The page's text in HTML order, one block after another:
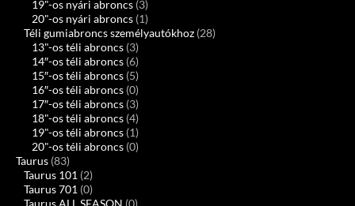
19"-os nyári abroncs (3)
20"-os nyári abroncs (1)
Téli gumiabroncs személyautókhoz (28)
13"-os téli abroncs (3)
14″-os téli abroncs (6)
15″-os téli abroncs (5)
16″-os téli abroncs (0)
17″-os téli abroncs (3)
18"-os téli abroncs (4)
19"-os téli abroncs (1)
20"-os téli abroncs (0)
Taurus (83)
Taurus 101 (2)
Taurus 701 (0)